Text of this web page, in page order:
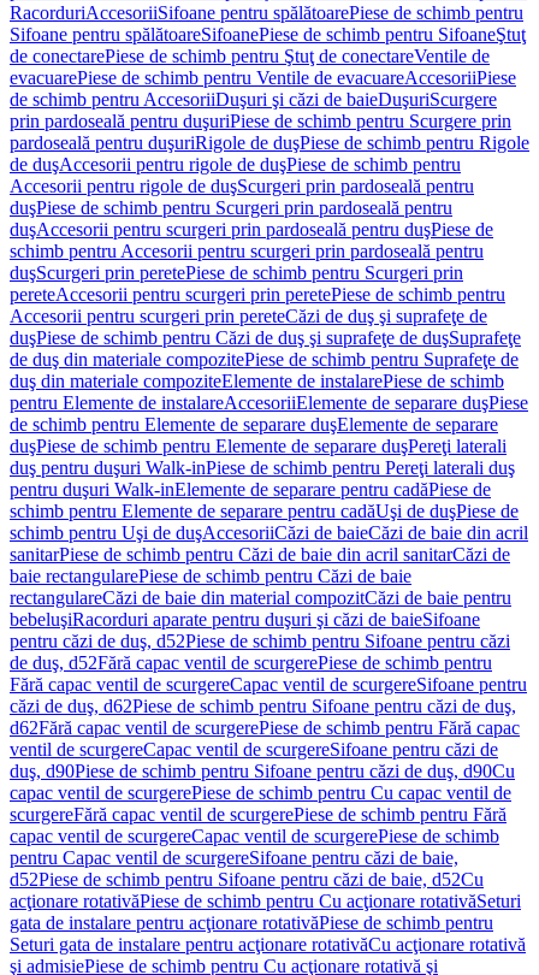
RacorduriAccesoriiSifoane pentru spălătoarePiese de schimb pentru
Sifoane pentru spălătoareSifoanePiese de schimb pentru SifoaneŞtuţ
de conectarePiese de schimb pentru Ştuţ de conectareVentile de
evacuarePiese de schimb pentru Ventile de evacuareAccesoriiPiese
de schimb pentru AccesoriiDuşuri şi căzi de baieDuşuriScurgere
prin pardoseală pentru duşuriPiese de schimb pentru Scurgere prin
pardoseală pentru duşuriRigole de duşPiese de schimb pentru Rigole
de duşAccesorii pentru rigole de duşPiese de schimb pentru
Accesorii pentru rigole de duşScurgeri prin pardoseală pentru
duşPiese de schimb pentru Scurgeri prin pardoseală pentru
duşAccesorii pentru scurgeri prin pardoseală pentru duşPiese de
schimb pentru Accesorii pentru scurgeri prin pardoseală pentru
duşScurgeri prin peretePiese de schimb pentru Scurgeri prin
pereteAccesorii pentru scurgeri prin peretePiese de schimb pentru
Accesorii pentru scurgeri prin pereteCăzi de duş şi suprafeţe de
duşPiese de schimb pentru Căzi de duş şi suprafeţe de duşSuprafeţe
de duş din materiale compozitePiese de schimb pentru Suprafeţe de
duş din materiale compoziteElemente de instalarePiese de schimb
pentru Elemente de instalareAccesoriiElemente de separare duşPiese
de schimb pentru Elemente de separare duşElemente de separare
duşPiese de schimb pentru Elemente de separare duşPereţi laterali
duş pentru duşuri Walk-inPiese de schimb pentru Pereţi laterali duş
pentru duşuri Walk-inElemente de separare pentru cadăPiese de
schimb pentru Elemente de separare pentru cadăUşi de duşPiese de
schimb pentru Uşi de duşAccesoriiCăzi de baieCăzi de baie din acril
sanitarPiese de schimb pentru Căzi de baie din acril sanitarCăzi de
baie rectangularePiese de schimb pentru Căzi de baie
rectangulareCăzi de baie din material compozitCăzi de baie pentru
bebeluşiRacorduri aparate pentru duşuri şi căzi de baieSifoane
pentru căzi de duş, d52Piese de schimb pentru Sifoane pentru căzi
de duş, d52Fără capac ventil de scurgerePiese de schimb pentru
Fără capac ventil de scurgereCapac ventil de scurgereSifoane pentru
căzi de duş, d62Piese de schimb pentru Sifoane pentru căzi de duş,
d62Fără capac ventil de scurgerePiese de schimb pentru Fără capac
ventil de scurgereCapac ventil de scurgereSifoane pentru căzi de
duş, d90Piese de schimb pentru Sifoane pentru căzi de duş, d90Cu
capac ventil de scurgerePiese de schimb pentru Cu capac ventil de
scurgereFără capac ventil de scurgerePiese de schimb pentru Fără
capac ventil de scurgereCapac ventil de scurgerePiese de schimb
pentru Capac ventil de scurgereSifoane pentru căzi de baie,
d52Piese de schimb pentru Sifoane pentru căzi de baie, d52Cu
acţionare rotativăPiese de schimb pentru Cu acţionare rotativăSeturi
gata de instalare pentru acţionare rotativăPiese de schimb pentru
Seturi gata de instalare pentru acţionare rotativăCu acţionare rotativă
şi admisiePiese de schimb pentru Cu acţionare rotativă şi